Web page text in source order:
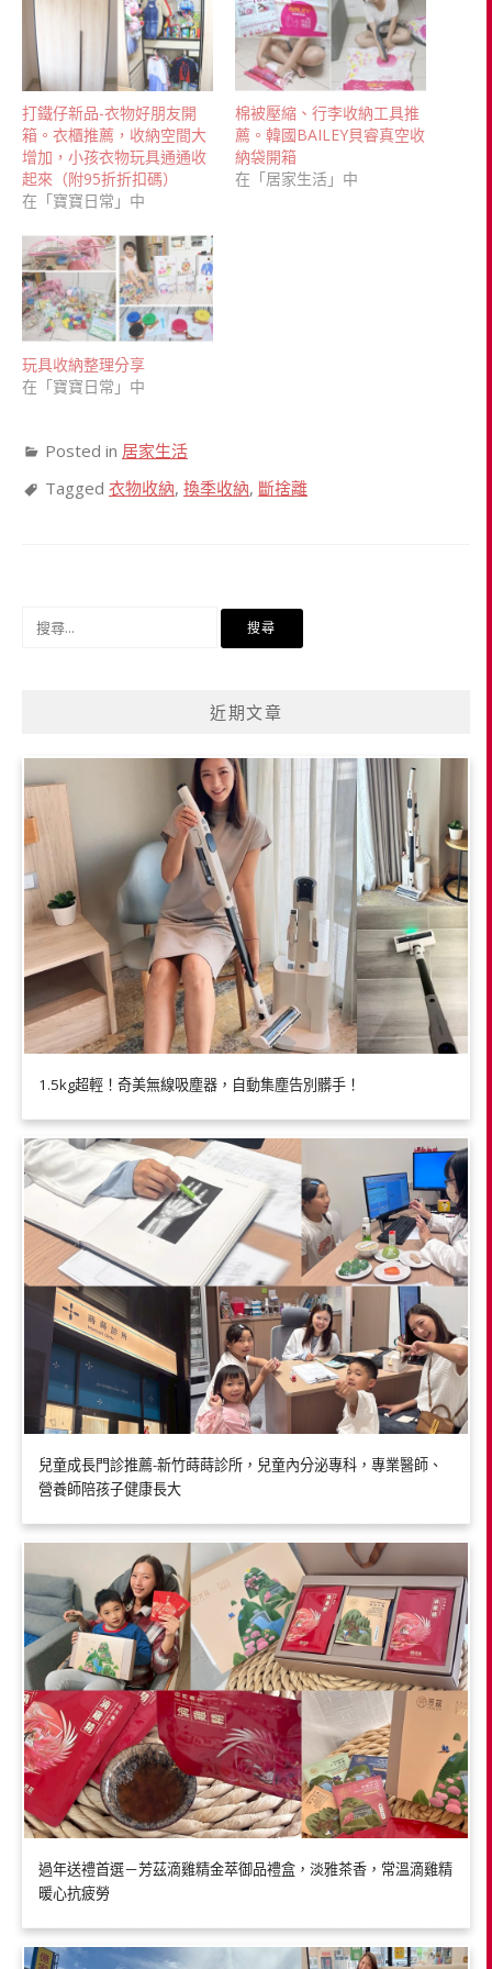
打鐵仔新品-衣物好朋友開
箱。衣櫃推薦，收納空間大
增加，小孩衣物玩具通通收
起來（附95折折扣碼）
在「寶寶日常」中
棉被壓縮、行李收納工具推
薦。韓國BAILEY貝睿真空收
納袋開箱
在「居家生活」中
玩具收納整理分享
在「寶寶日常」中
Posted in 居家生活
Tagged 衣物收納, 換季收納, 斷捨離
近期文章
1.5kg超輕！奇美無線吸塵器，自動集塵告別髒手！
兒童成長門診推薦-新竹蒔蒔診所，兒童內分泌專科，專業醫師、
營養師陪孩子健康長大
過年送禮首選－芳茲滴雞精金萃御品禮盒，淡雅茶香，常溫滴雞精
暖心抗疲勞